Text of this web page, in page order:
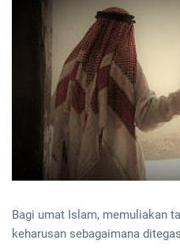
Bagi umat Islam, memuliakan
keharusan sebagaimana